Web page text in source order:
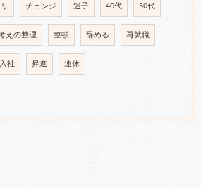
チェンジ 迷子 40代 50代
えの整理 整頓 辞める 再就職
入社 昇進 連休